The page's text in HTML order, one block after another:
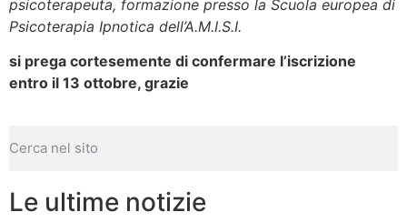
psicoterapeuta, formazione presso la Scuola europea di
Psicoterapia Ipnotica dell’A.M.I.S.I.
si prega cortesemente di confermare l’iscrizione
entro il 13 ottobre, grazie
Le ultime notizie